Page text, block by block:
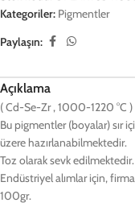
Kategoriler: Pigmentler
Paylaşın:
Açıklama
( Cd-Se-Zr , 1000-1220 °C )
Bu pigmentler (boyalar) sır
üzere hazırlanabilmektedir.
Toz olarak sevk edilmektedir.
Endüstriyel alımlar için,
100gr.